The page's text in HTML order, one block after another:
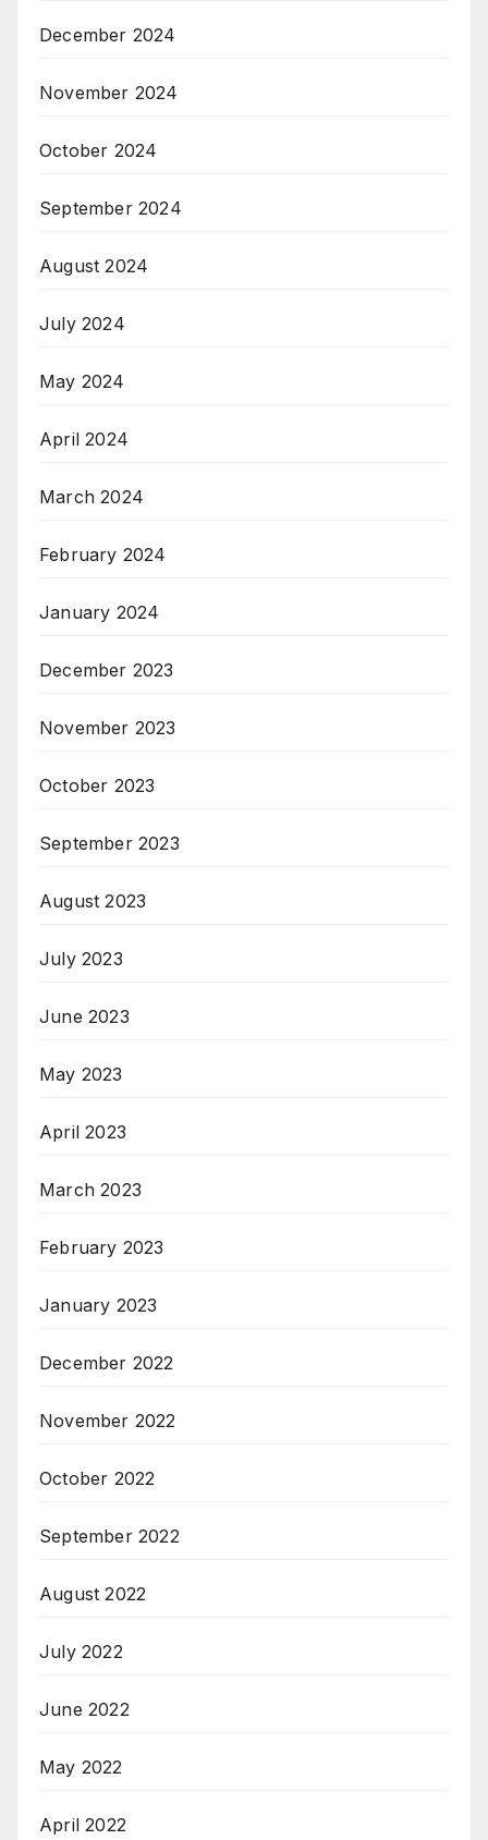
December 2024
November 2024
October 2024
September 2024
August 2024
July 2024
May 2024
April 2024
March 2024
February 2024
January 2024
December 2023
November 2023
October 2023
September 2023
August 2023
July 2023
June 2023
May 2023
April 2023
March 2023
February 2023
January 2023
December 2022
November 2022
October 2022
September 2022
August 2022
July 2022
June 2022
May 2022
April 2022